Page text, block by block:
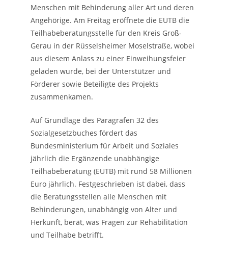
Menschen mit Behinderung aller Art und deren
Angehörige. Am Freitag eröffnete die EUTB die
Teilhabeberatungsstelle für den Kreis Groß-
Gerau in der Rüsselsheimer Moselstraße, wobei
aus diesem Anlass zu einer Einweihungsfeier
geladen wurde, bei der Unterstützer und
Förderer sowie Beteiligte des Projekts
zusammenkamen.
Auf Grundlage des Paragrafen 32 des
Sozialgesetzbuches fördert das
Bundesministerium für Arbeit und Soziales
jährlich die Ergänzende unabhängige
Teilhabeberatung (EUTB) mit rund 58 Millionen
Euro jährlich. Festgeschrieben ist dabei, dass
die Beratungsstellen alle Menschen mit
Behinderungen, unabhängig von Alter und
Herkunft, berät, was Fragen zur Rehabilitation
und Teilhabe betrifft.